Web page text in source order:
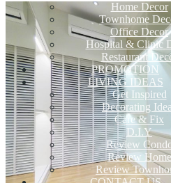
Home Decor
Townhome
Office Decor
Hospital & Clinic
Restaurant
PROMOTION
LIVING IDEAS
Get Inspired
Decorating
Care & Fix
D.I.Y
Review
Review Home
Review